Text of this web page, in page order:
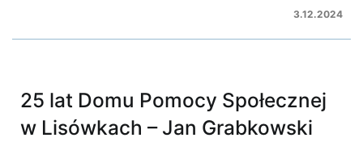
3.12.2024
25 lat Domu Pomocy Społecznej
w Lisówkach – Jan Grabkowski